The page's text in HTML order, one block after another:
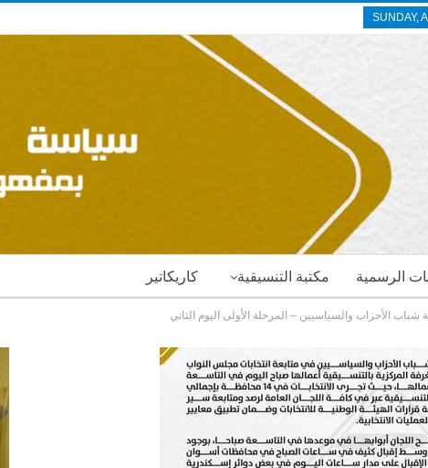
SUNDAY,
كاريكاتير مكتبة التنسيقية الرسمية
شباب الأحزاب والسياسيين – المرحلة الأولى اليوم الثاني